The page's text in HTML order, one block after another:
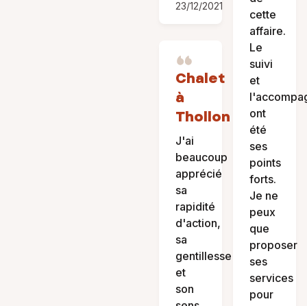
23/12/2021
Chalet
à
Thollon
J'ai
beaucoup
apprécié
sa
rapidité
d'action,
sa
gentillesse
et
son
cette
affaire.
Le
suivi
et
ont
été
ses
points
forts.
Je ne
peux
que
proposer
ses
services
pour